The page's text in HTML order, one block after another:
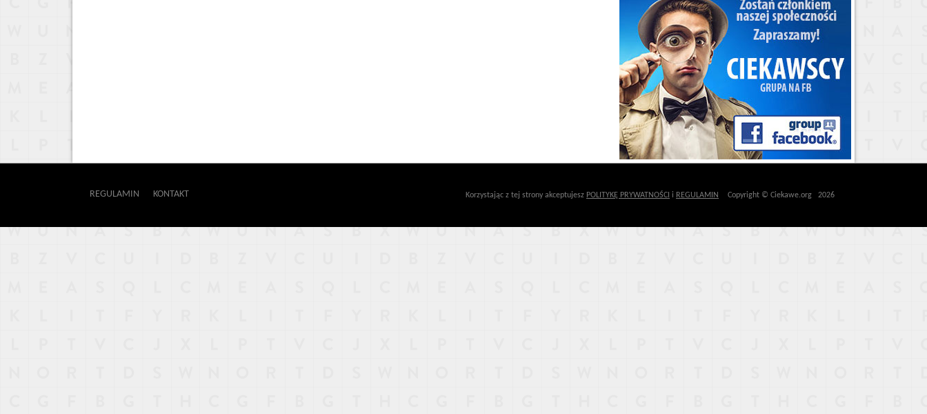
REGULAMIN KONTAKT Korzystając z tej strony akceptujesz POLITYKĘ PRYWATNOŚCI i REGULAMIN Copyright © Ciekawe.org 2026